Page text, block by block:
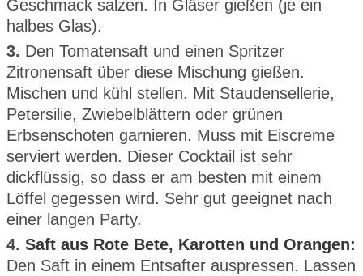
Geschmack salzen. In Gläser gießen (je ein
halbes Glas).
3. Den Tomatensaft und einen Spritzer
Zitronensaft über diese Mischung gießen.
Mischen und kühl stellen. Mit Staudensellerie,
Petersilie, Zwiebelblättern oder grünen
Erbsenschoten garnieren. Muss mit Eiscreme
serviert werden. Dieser Cocktail ist sehr
dickflüssig, so dass er am besten mit einem
Löffel gegessen wird. Sehr gut geeignet nach
einer langen Party.
4. Saft aus Rote Bete, Karotten und Orangen:
Den Saft in einem Entsafter auspressen. Lassen